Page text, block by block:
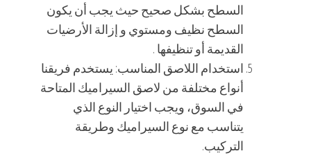
السطح بشكل صحيح حيث يجب أن يكون
السطح نظيف ومستوي و إزالة الأرضيات
القديمة أو تنظيفها .
استخدام اللاصق المناسب: يستخدم فريقنا
أنواع مختلفة من لاصق السيراميك المتاحة
في السوق، ويجب اختيار النوع الذي
يتناسب مع نوع السيراميك وطريقة
التركيب.